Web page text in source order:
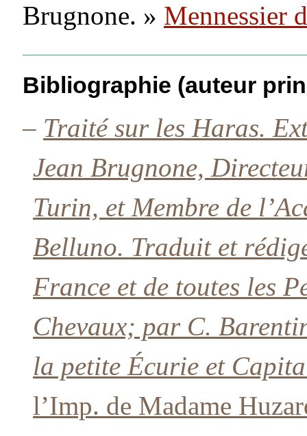
Brugnone. » Mennessier
Bibliographie (auteur
– Traité sur les Haras.
Jean Brugnone,
Turin, et Membre de
Belluno. Traduit et
France et de toutes les
Chevaux; par C.
la petite Écurie et
l’Imp. de Madame